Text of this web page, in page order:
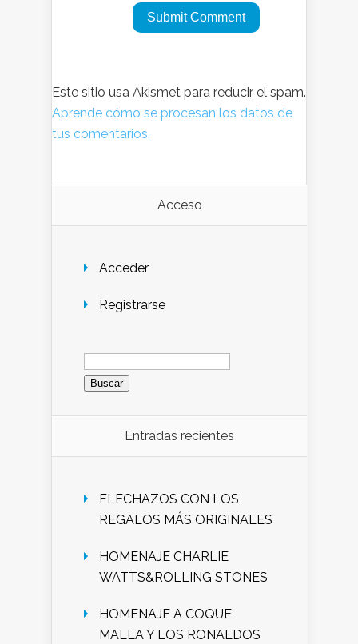
Este sitio usa Akismet para reducir el spam.
Aprende cómo se procesan los datos de
tus comentarios.
Acceso
Acceder
Registrarse
Buscar:
Entradas recientes
FLECHAZOS CON LOS
REGALOS MÁS ORIGINALES
HOMENAJE CHARLIE
WATTS&ROLLING STONES
HOMENAJE A COQUE
MALLA Y LOS RONALDOS